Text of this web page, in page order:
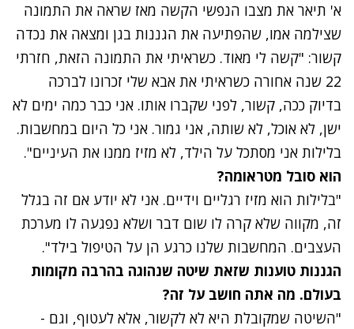
א' תיאר את מצבו הנפשי הקשה מאז שראה את התמונה
שצילמה אמו, שהפתיעה את הגננות בגן ומצאה את נכדה
קשור: "קשה לי מאוד. כשראיתי את התמונה הזאת, חזרתי
22 שנה אחורה כשראיתי את אבא שלי זכרונו לברכה
בדיוק ככה, קשור, לפני שקברו אותו. אני כבר כמה ימים לא
ישן, לא אוכל, לא שותה, אני גמור. אני כל היום במחשבות.
בלילות אני מסתכל על הילד, לא מזיז ממנו את העיניים".
הוא סובל מטראומה?
"בלילות הוא מזיז רגליים וידיים. אני לא יודע אם זה בגלל
זה, מקווה שלא קרה לו שום דבר ושלא נפגעה לו מערכת
העצבים. המחשבות שלנו כרגע הן על הטיפול בילד".
הגננות טוענות שזאת שיטה שנהוגה בהרבה מקומות
בעולם. מה אתה חושב על זה?
"השיטה שמקובלת היא לא לקשור, אלא לעטוף, וגם -